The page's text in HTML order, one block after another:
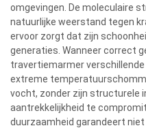
omgevingen. De moleculaire
natuurlijke weerstand tegen
ervoor zorgt dat zijn
generaties. Wanneer correct
travertiemarmer
extreme
vocht, zonder zijn structurele
aantrekkelijkheid te
duurzaamheid garandeert